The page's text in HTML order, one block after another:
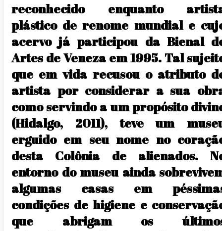
reconhecido enquanto
plástico de renome mundial e
acervo já participou da Bienal
Artes de Veneza em 1995. Tal
que em vida recusou o atributo
artista por considerar a sua
como servindo a um propósito
(Hidalgo, 2011), teve um
erguido em seu nome no
desta Colônia de alienados.
entorno do museu ainda
algumas casas em
condições de higiene e
que abrigam os